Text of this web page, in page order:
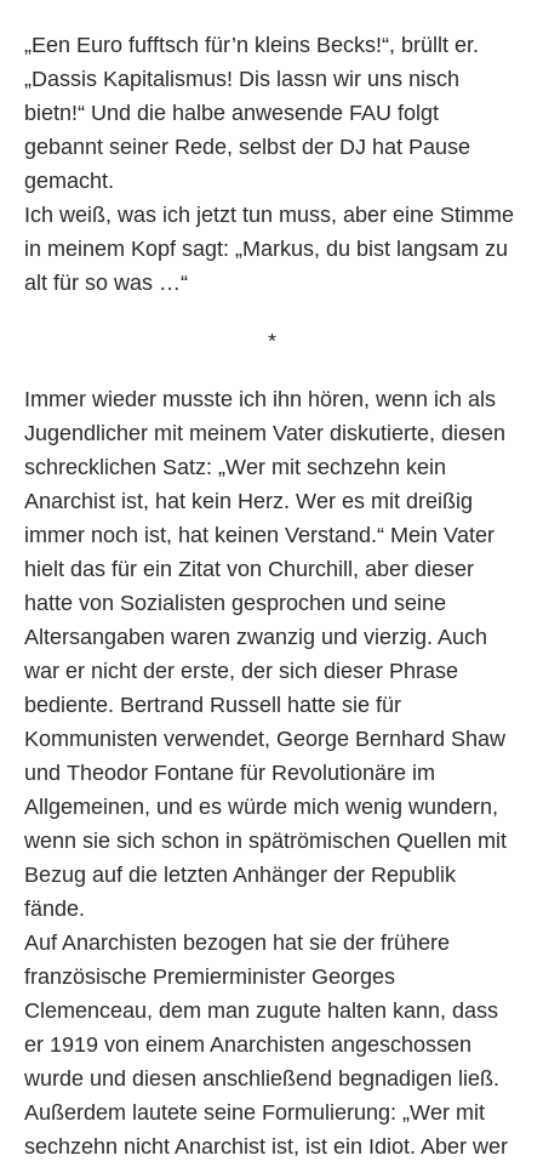
„Een Euro fufftsch für’n kleins Becks!“, brüllt er.
„Dassis Kapitalismus! Dis lassn wir uns nisch
bietn!“ Und die halbe anwesende FAU folgt
gebannt seiner Rede, selbst der DJ hat Pause
gemacht.
Ich weiß, was ich jetzt tun muss, aber eine Stimme
in meinem Kopf sagt: „Markus, du bist langsam zu
alt für so was …“
*
Immer wieder musste ich ihn hören, wenn ich als
Jugendlicher mit meinem Vater diskutierte, diesen
schrecklichen Satz: „Wer mit sechzehn kein
Anarchist ist, hat kein Herz. Wer es mit dreißig
immer noch ist, hat keinen Verstand.“ Mein Vater
hielt das für ein Zitat von Churchill, aber dieser
hatte von Sozialisten gesprochen und seine
Altersangaben waren zwanzig und vierzig. Auch
war er nicht der erste, der sich dieser Phrase
bediente. Bertrand Russell hatte sie für
Kommunisten verwendet, George Bernhard Shaw
und Theodor Fontane für Revolutionäre im
Allgemeinen, und es würde mich wenig wundern,
wenn sie sich schon in spätrömischen Quellen mit
Bezug auf die letzten Anhänger der Republik
fände.
Auf Anarchisten bezogen hat sie der frühere
französische Premierminister Georges
Clemenceau, dem man zugute halten kann, dass
er 1919 von einem Anarchisten angeschossen
wurde und diesen anschließend begnadigen ließ.
Außerdem lautete seine Formulierung: „Wer mit
sechzehn nicht Anarchist ist, ist ein Idiot. Aber wer